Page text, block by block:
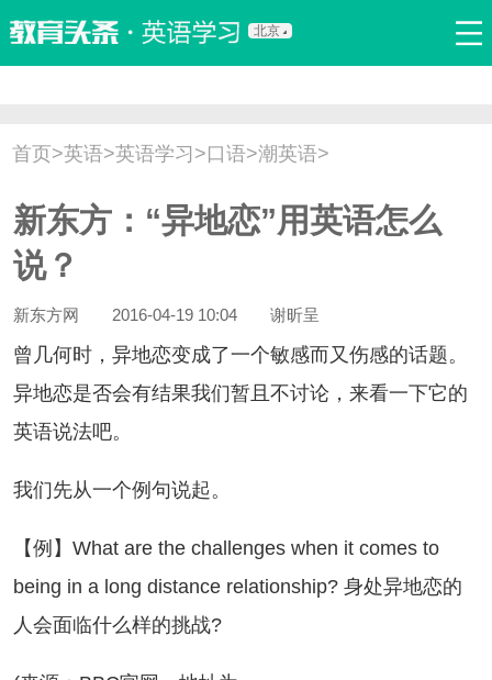
北京
双语新闻 口译翻译 职场英语 娱乐英语
流行语 新概念
首页>英语>英语学习 >口语>潮英语>
新东方：“异地恋”用英语怎么
说？
新东方网 2016-04-19 10:04 谢昕呈
何时，异地恋变成了一个敏感而又伤感的话题。
异地恋是否会有结果我们暂且不讨论，来看一下它的
英语说法吧。
先从一个例句说起。
】What are the challenges when it comes to
being in a long distance relationship? 身处异地恋的
人会面临什么样的挑战?